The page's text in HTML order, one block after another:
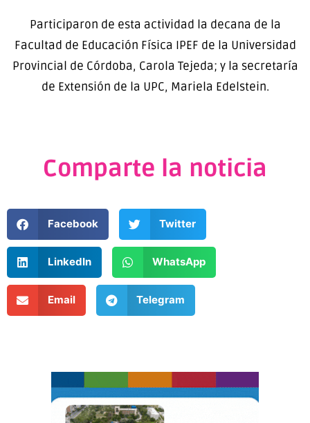
Participaron de esta actividad la decana de la
Facultad de Educación Física IPEF de la Universidad
Provincial de Córdoba, Carola Tejeda; y la secretaría
de Extensión de la UPC, Mariela Edelstein.
Comparte la noticia
Facebook Twitter
LinkedIn WhatsApp
Email Telegram